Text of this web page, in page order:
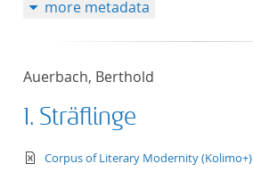
more metadata
Auerbach, Berthold
1. Sträflinge
text/xml
Corpus of Literary Modernity (Kolimo+)